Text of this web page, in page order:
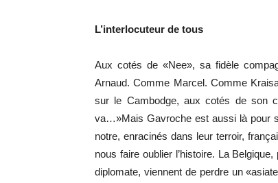
L’interlocuteur de tous
Aux cotés de «Nee», sa fidèle
Arnaud. Comme Marcel. Comme
sur le Cambodge, aux cotés de son
va…»Mais Gavroche est aussi là pour
notre, enracinés dans leur terroir,
nous faire oublier l’histoire. La
diplomate, viennent de perdre un